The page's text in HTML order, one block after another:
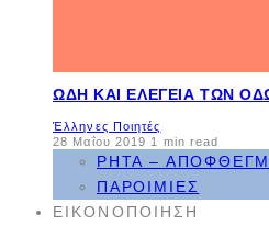
ΩΔΉ ΚΑΙ ΕΛΕΓΕΊΑ ΤΩΝ
Έλληνες Ποιητές
28 Μαΐου 2019 1 min read
ΡΗΤΆ –
ΠΑΡΟΙΜΊΕΣ
ΕΙΚΟΝΟΠΟΊΗΣΗ